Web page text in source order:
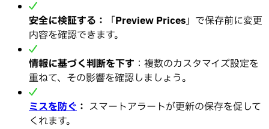
安全に検証する：
「Preview Prices」で保存前に変更
内容を確認できます。
情報に基づく判断を下す ：複数のカスタマイズ設定を
重ねて、その影響を確認しましょう。
ミスを防ぐ ： スマートアラートが更新の保存を促して
くれます。